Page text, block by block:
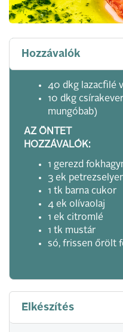
Hozzávalók
40 dkg lazacfilé
10 dkg
mungóbab)
AZ ÖNTET
HOZZÁVALÓK:
1 gerezd
3 ek
1 tk barna cukor
4 ek olívaolaj
1 ek citromlé
1 tk mustár
só, frissen őrölt
Elkészítés